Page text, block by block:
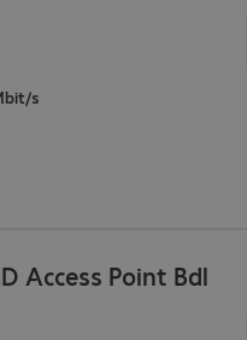
s
Access Point Bdl